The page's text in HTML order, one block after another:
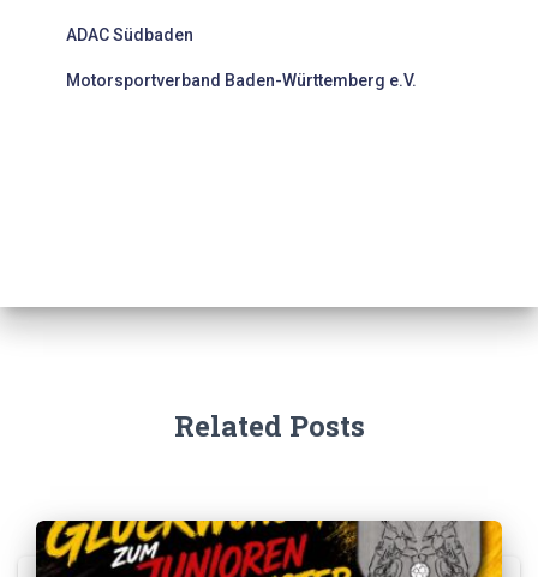
ADAC Südbaden
Motorsportverband Baden-Württemberg e.V.
Related Posts